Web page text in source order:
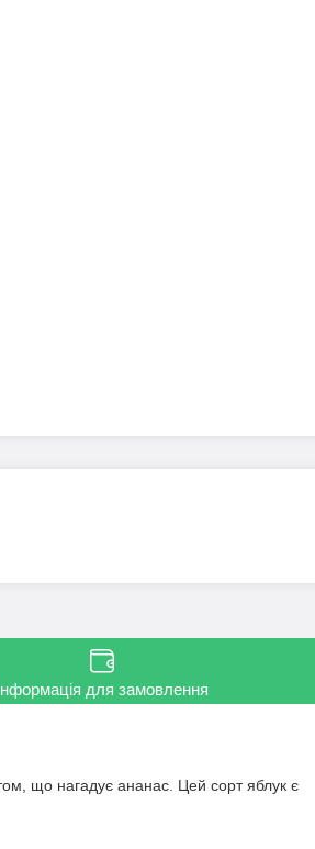
для замовлення
що нагадує ананас. Цей сорт яблук є